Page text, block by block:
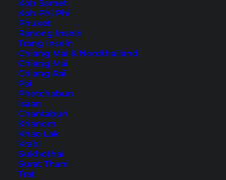
Koh Samet
Koh Phi Phi
Phuket
Ranong Inseln
Trang Inseln
Chiang Mai & Nordthailand
Chiang Mai
Chiang Rai
Pai
Phetchabun
Isaan
Chantaburi
Khanom
Khao Lak
Krabi
Sukhothai
Surat Thani
Trat
Über den wunderschönen Juara Beach auf der
Insel Tioman habe ich
Auch wie du am besten nach Tioman kommst
haben wir im Artikel
erste Eindrücke”
Videovon diesem langen Strand, der mich sehr
beeindruckt hat – vor allem durch seine
idyllische Atmosphäre und Abgeschiedenheit.
Übernachtung auf Tioman –
unser Hoteltipp